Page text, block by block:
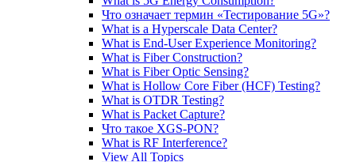
Что означает термин «Тестирование 5G»?
What is a Hyperscale Data Center?
What is End-User Experience Monitoring?
What is Fiber Construction?
What is Fiber Optic Sensing?
What is Hollow Core Fiber (HCF) Testing?
What is OTDR Testing?
What is Packet Capture?
Что такое XGS-PON?
What is RF Interference?
View All Topics